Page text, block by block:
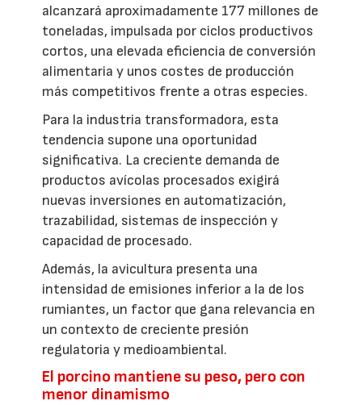
alcanzará aproximadamente 177 millones de
toneladas, impulsada por ciclos productivos
cortos, una elevada eficiencia de conversión
alimentaria y unos costes de producción
más competitivos frente a otras especies.
Para la industria transformadora, esta
tendencia supone una oportunidad
significativa. La creciente demanda de
productos avícolas procesados exigirá
nuevas inversiones en automatización,
trazabilidad, sistemas de inspección y
capacidad de procesado.
Además, la avicultura presenta una
intensidad de emisiones inferior a la de los
rumiantes, un factor que gana relevancia en
un contexto de creciente presión
regulatoria y medioambiental.
El porcino mantiene su peso, pero con
menor dinamismo